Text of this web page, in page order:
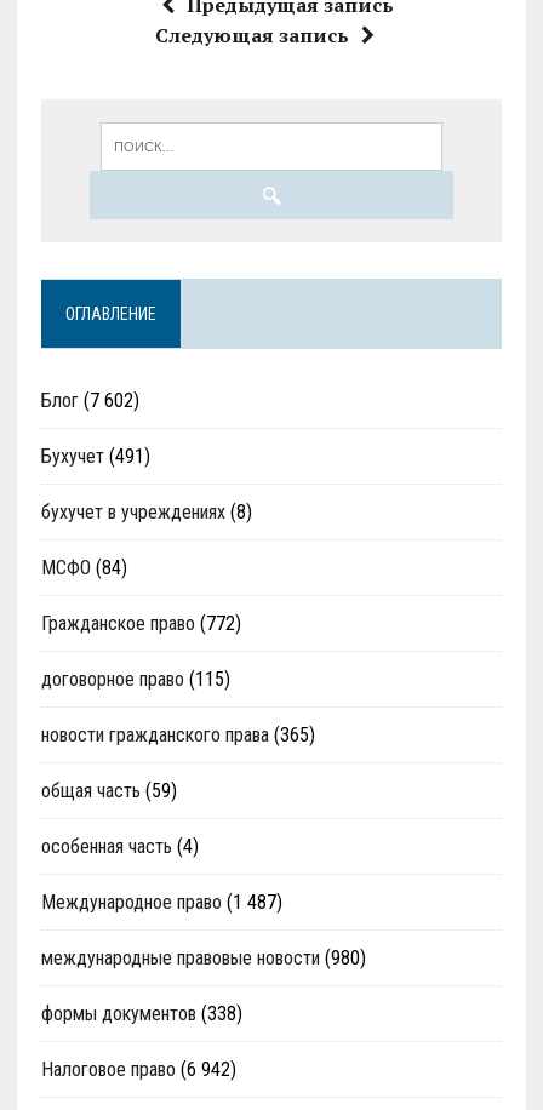
Следующая запись
ОГЛАВЛЕНИЕ
Блог(7 602)
Бухучет(491)
бухучет в учреждениях(8)
МСФО (84)
Гражданское право (772)
договорное право (115)
новости гражданского права(365)
общая часть (59)
особенная часть (4)
Международное право (1 487)
международные правовые новости (980)
формы документов (338)
Налоговое право (6 942)